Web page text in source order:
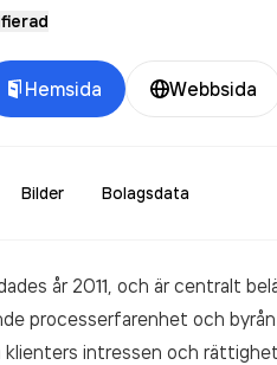
Hemsida Webbsida
Bilder Bolagsdata
år 2011, och är centralt
processerfarenhet och
klienters intressen och